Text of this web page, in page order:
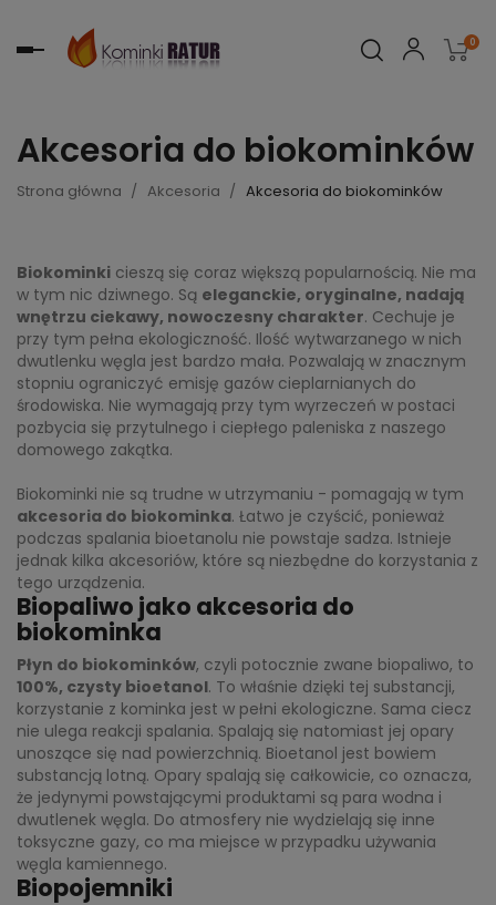
Toggle 0
Akcesoria do biokominków
Strona główna Akcesoria Akcesoria do biokominków
Biokominki cieszą się coraz większą popularnością. Nie ma
w tym nic dziwnego. Są eleganckie, oryginalne, nadają
wnętrzu ciekawy, nowoczesny charakter. Cechuje je
przy tym pełna ekologiczność. Ilość wytwarzanego w nich
dwutlenku węgla jest bardzo mała. Pozwalają w znacznym
stopniu ograniczyć emisję gazów cieplarnianych do
środowiska. Nie wymagają przy tym wyrzeczeń w postaci
pozbycia się przytulnego i ciepłego paleniska z naszego
domowego zakątka.
Biokominki nie są trudne w utrzymaniu - pomagają w tym
akcesoria do biokominka. Łatwo je czyścić, ponieważ
podczas spalania bioetanolu nie powstaje sadza. Istnieje
jednak kilka akcesoriów, które są niezbędne do korzystania z
tego urządzenia.
Biopaliwo jako akcesoria do
biokominka
Płyn do biokominków, czyli potocznie zwane biopaliwo, to
100%, czysty bioetanol. To właśnie dzięki tej substancji,
korzystanie z kominka jest w pełni ekologiczne. Sama ciecz
nie ulega reakcji spalania. Spalają się natomiast jej opary
unoszące się nad powierzchnią. Bioetanol jest bowiem
substancją lotną. Opary spalają się całkowicie, co oznacza,
że jedynymi powstającymi produktami są para wodna i
dwutlenek węgla. Do atmosfery nie wydzielają się inne
toksyczne gazy, co ma miejsce w przypadku używania
węgla kamiennego.
Biopojemniki